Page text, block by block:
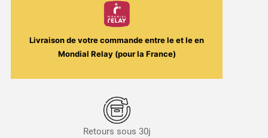
Livraison de votre commande entre leet leen
Mondial Relay (pour la France)
Retours sous 30j